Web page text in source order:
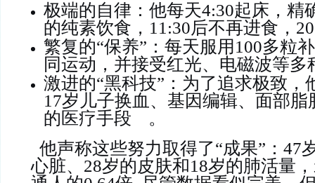
极端的自律：他每天4:30起床，精
的纯素饮食，11:30后不再进食，
繁复的“保养”：每天服用100多粒
同运动，并接受红光、电磁波等多
激进的“黑科技”：为了追求极致，
17岁儿子换血、基因编辑、面部脂
的医疗手段
。
他声称这些努力取得了“成果”：47
心脏、28岁的皮肤和18岁的肺活量